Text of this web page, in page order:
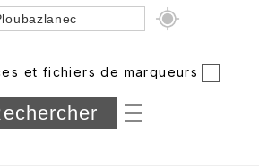
et fichiers de marqueurs